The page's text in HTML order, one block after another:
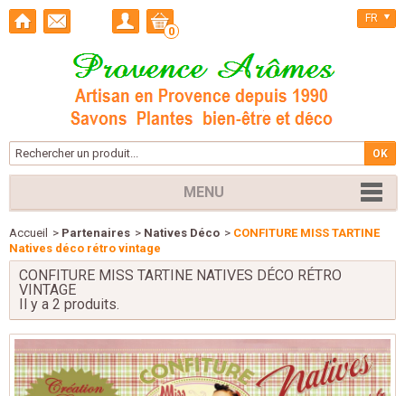
0
FR
MENU
Accueil > Partenaires > Natives Déco > CONFITURE MISS TARTINE
Natives déco rétro vintage
CONFITURE MISS TARTINE NATIVES DÉCO RÉTRO
VINTAGE
Il y a 2 produits.